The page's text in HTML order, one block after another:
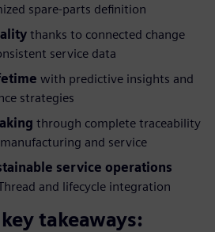
spare-parts definition
thanks to connected change
service data
with predictive insights and
strategies
through complete traceability
and service
service operations
and lifecycle integration
takeaways: